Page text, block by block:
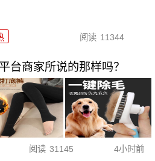
阅读 11344
台商家所说的那样吗？
阅读 31145 4小时前